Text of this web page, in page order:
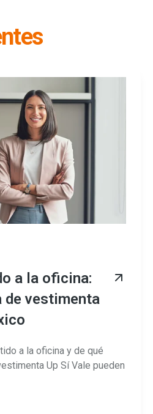
a la oficina:
de vestimenta
a la oficina y de qué
Up Sí Vale pueden